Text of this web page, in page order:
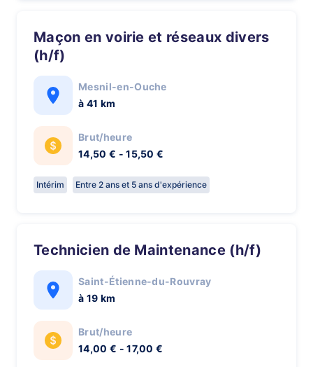
Maçon en voirie et réseaux divers
(h/f)
Mesnil-en-Ouche
à 41 km
Brut/heure
14,50 € - 15,50 €
Intérim Entre 2 ans et 5 ans d'expérience
Technicien de Maintenance (h/f)
Saint-Étienne-du-Rouvray
à 19 km
Brut/heure
14,00 € - 17,00 €